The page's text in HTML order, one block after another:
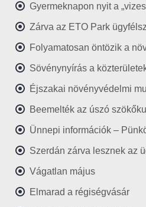
Gyermeknapon nyit a
Zárva az ETO Park
Folyamatosan öntözik a
Sövénynyírás a
Éjszakai növényvédelmi
Beemelték az úszó
Ünnepi információk –
Szerdán zárva lesznek az
Vágatlan május
Elmarad a régiségvásár